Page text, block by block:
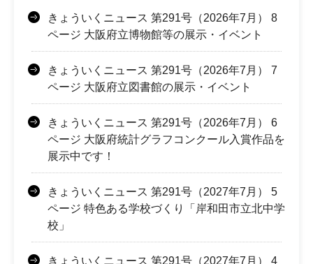
きょういくニュース 第291号（2026年7月） 8
ページ 大阪府立博物館等の展示・イベント
きょういくニュース 第291号（2026年7月） 7
ページ 大阪府立図書館の展示・イベント
きょういくニュース 第291号（2026年7月） 6
ページ 大阪府統計グラフコンクール入賞作品を
展示中です！
きょういくニュース 第291号（2027年7月） 5
ページ 特色ある学校づくり「岸和田市立北中学
校」
きょういくニュース 第291号（2027年7月） 4